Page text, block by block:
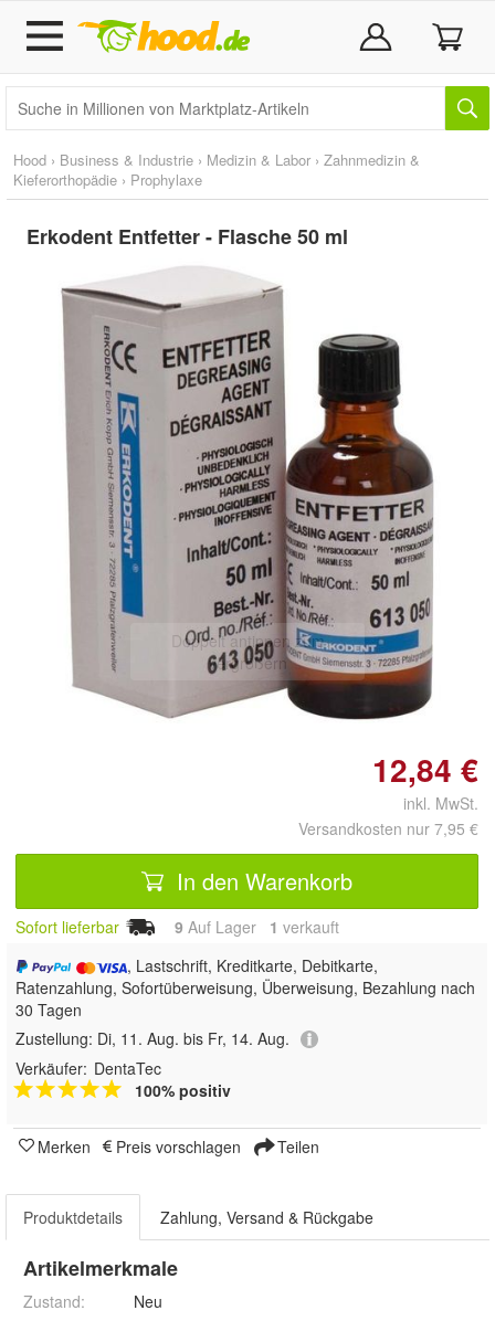
Hood › Business & Industrie › Medizin & Labor › Zahnmedizin &
Kieferorthopädie › Prophylaxe
Erkodent Entfetter - Flasche 50 ml
Doppelt antippen zum
vergrößern
12,84 €
inkl. MwSt.
Versandkosten nur 7,95 €
In den Warenkorb
Sofort lieferbar 9 Auf Lager 1 verkauft
, Lastschrift, Kreditkarte, Debitkarte,
Ratenzahlung, Sofortüberweisung, Überweisung, Bezahlung nach
30 Tagen
Zustellung: Di, 11. Aug. bis Fr, 14. Aug.
Verkäufer: DentaTec
100% positiv
Merken Preis vorschlagen Teilen
Produktdetails Zahlung, Versand & Rückgabe
Artikelmerkmale
Zustand: Neu